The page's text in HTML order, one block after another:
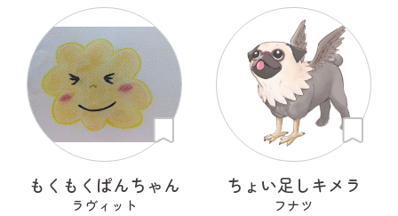
もくもくぱんちゃん
ラヴィット
ちょい足しキメラ
フナツ